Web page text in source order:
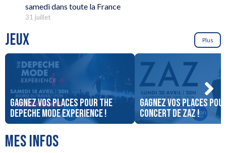
samedi dans toute la France
31 juillet
JEUX Plus
Gagnez vos places pour The
DEPECHE MODE EXPERIENCE !
Gagnez vos places
concert de ZAZ !
MES INFOS